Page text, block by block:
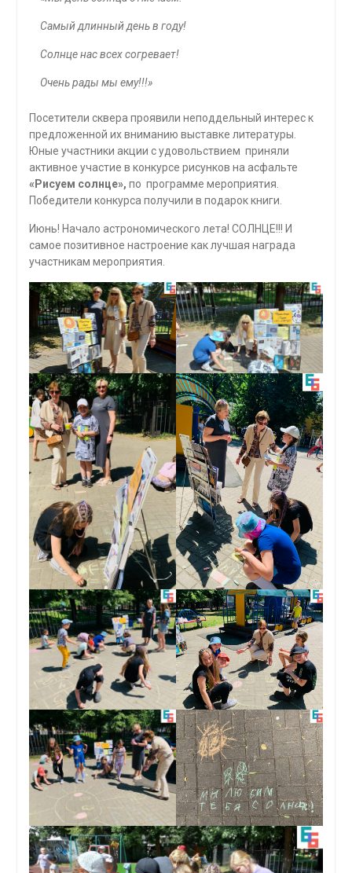
Самый длинный день в году!
Солнце нас всех согревает!
Очень рады мы ему!!!»
Посетители сквера проявили неподдельный интерес к
предложенной их вниманию выставке литературы.
Юные участники акции с удовольствием приняли
активное участие в конкурсе рисунков на асфальте
«Рисуем солнце», по программе мероприятия.
Победители конкурса получили в подарок книги.
Июнь! Начало астрономического лета! СОЛНЦЕ!!! И
самое позитивное настроение как лучшая награда
участникам мероприятия.